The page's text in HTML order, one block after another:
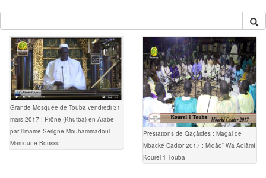
Grande Mosquée de Touba vendredi 31
mars 2017 : Prône (Khutba) en Arabe
par l’imame Serigne Mouhammadoul
Mamoune Bousso
Prestations de Qaçâides : Magal de
Mbacké Cadior 2017 : Midâdî Wa Aqlâmî
Kourel 1 Touba